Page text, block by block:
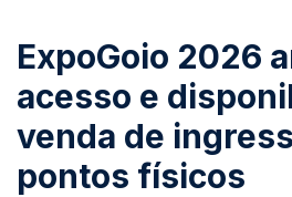
ExpoGoio 2026
acesso e
venda de
pontos físicos